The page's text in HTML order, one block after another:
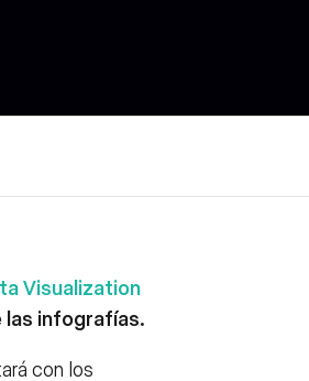
Visualization
las infografías.
con los